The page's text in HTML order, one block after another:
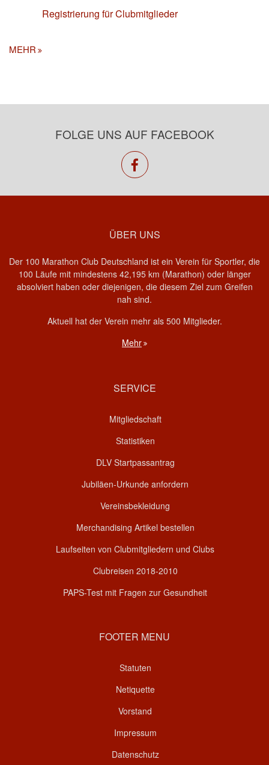
Registrierung für Clubmitglieder
MEHR
FOLGE UNS AUF FACEBOOK
facebook
ÜBER UNS
Der 100 Marathon Club Deutschland ist ein Verein für Sportler, die
100 Läufe mit mindestens 42,195 km (Marathon) oder länger
absolviert haben oder diejenigen, die diesem Ziel zum Greifen
nah sind.
Aktuell hat der Verein mehr als 500 Mitglieder.
Mehr
SERVICE
Mitgliedschaft
Statistiken
DLV Startpassantrag
Jubiläen-Urkunde anfordern
Vereinsbekleidung
Merchandising Artikel bestellen
Laufseiten von Clubmitgliedern und Clubs
Clubreisen 2018-2010
PAPS-Test mit Fragen zur Gesundheit
FOOTER MENU
Statuten
Netiquette
Vorstand
Impressum
Datenschutz